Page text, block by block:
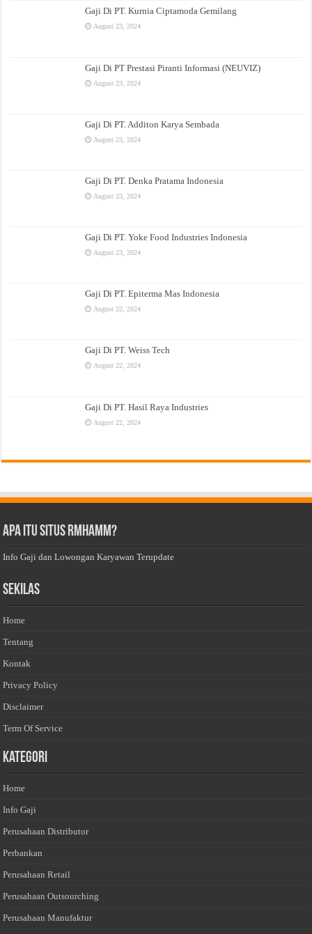
Gaji Di PT. Kurnia Ciptamoda Gemilang
August 23, 2024
Gaji Di PT Prestasi Piranti Informasi (NEUVIZ)
August 23, 2024
Gaji Di PT. Additon Karya Sembada
August 23, 2024
Gaji Di PT. Denka Pratama Indonesia
August 23, 2024
Gaji Di PT. Yoke Food Industries Indonesia
August 23, 2024
Gaji Di PT. Epiterma Mas Indonesia
August 22, 2024
Gaji Di PT. Weiss Tech
August 22, 2024
Gaji Di PT. Hasil Raya Industries
August 22, 2024
Apa Itu Situs Rmhamm?
Info Gaji dan Lowongan Karyawan Terupdate
Sekilas
Home
Tentang
Kontak
Privacy Policy
Disclaimer
Term Of Service
Kategori
Home
Info Gaji
Perusahaan Distributor
Perbankan
Perusahaan Retail
Perusahaan Outsourching
Perusahaan Manufaktur